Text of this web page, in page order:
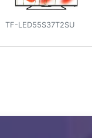
TF-LED55S37T2SU